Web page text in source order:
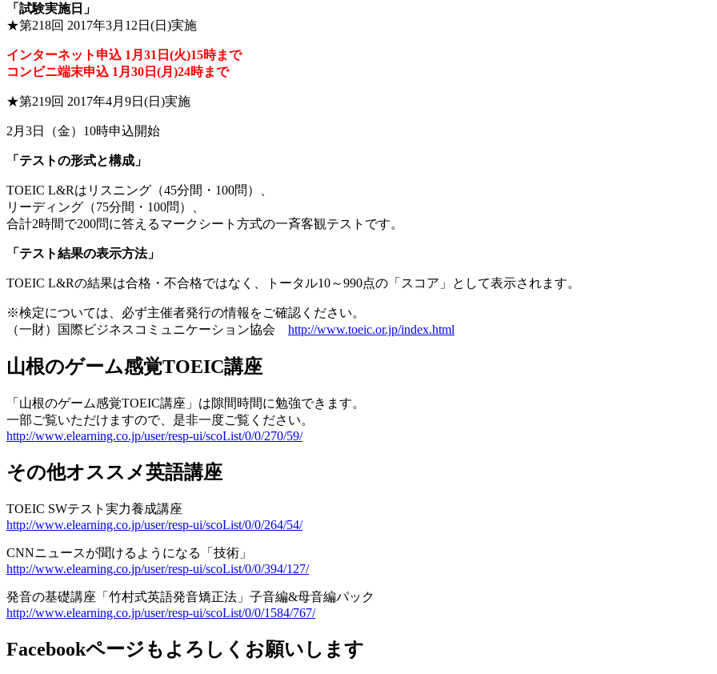
「試験実施日」
★第218回 2017年3月12日(日)実施
インターネット申込 1月31日(火)15時まで
コンビニ端末申込 1月30日(月)24時まで
★第219回 2017年4月9日(日)実施
2月3日（金）10時申込開始
「テストの形式と構成」
TOEIC L&Rはリスニング（45分間・100問）、
リーディング（75分間・100問）、
合計2時間で200問に答えるマークシート方式の一斉客観テストです。
「テスト結果の表示方法」
TOEIC L&Rの結果は合格・不合格ではなく、トータル10～990点の「スコア」として表示されます。
※検定については、必ず主催者発行の情報をご確認ください。
（一財）国際ビジネスコミュニケーション協会 http://www.toeic.or.jp/index.html
山根のゲーム感覚TOEIC講座
「山根のゲーム感覚TOEIC講座」は隙間時間に勉強できます。
一部ご覧いただけますので、是非一度ご覧ください。
http://www.elearning.co.jp/user/resp-ui/scoList/0/0/270/59/
その他オススメ英語講座
TOEIC SWテスト実力養成講座
http://www.elearning.co.jp/user/resp-ui/scoList/0/0/264/54/
CNNニュースが聞けるようになる「技術」
http://www.elearning.co.jp/user/resp-ui/scoList/0/0/394/127/
発音の基礎講座「竹村式英語発音矯正法」子音編&母音編パック
http://www.elearning.co.jp/user/resp-ui/scoList/0/0/1584/767/
Facebookページもよろしくお願いします